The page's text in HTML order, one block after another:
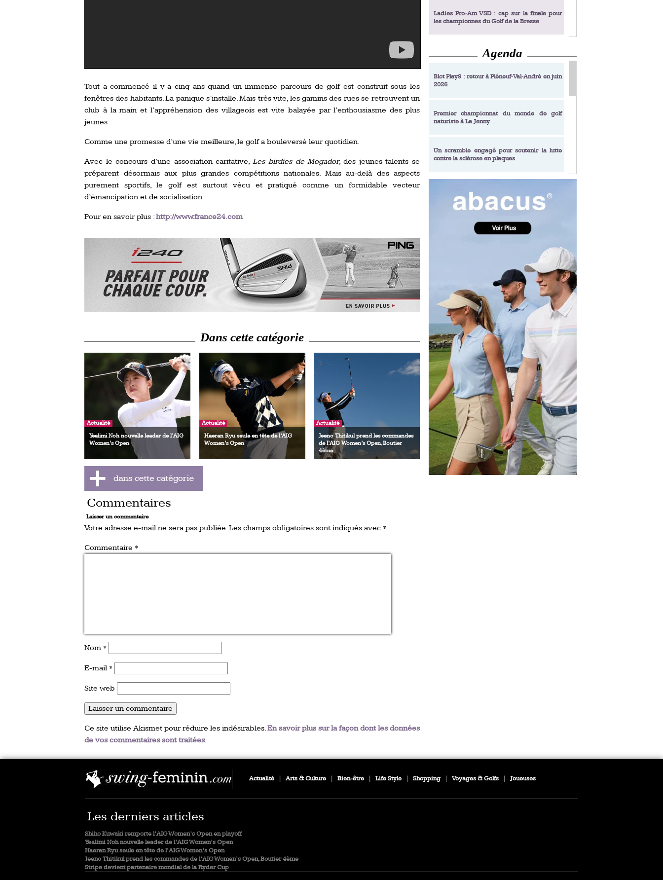
Tout a commencé il y a cinq ans quand un immense parcours de golf est construit sous les
fenêtres des habitants. La panique s’installe. Mais très vite, les gamins des rues se retrouvent un
club à la main et l’appréhension des villageois est vite balayée par l’enthousiasme des plus
jeunes.
Comme une promesse d’une vie meilleure, le golf a bouleversé leur quotidien.
Avec le concours d’une association caritative,Les birdies de Mogador, des jeunes talents se
préparent désormais aux plus grandes compétitions nationales. Mais au-delà des aspects
purement sportifs, le golf est surtout vécu et pratiqué comme un formidable vecteur
d’émancipation et de socialisation.
Pour en savoir plus :http://www.france24.com
Dans cette catégorie
Actualité
Yealimi Noh nouvelle leader de l’AIG
Women’s Open
Actualité
Haeran Ryu seule en tête de l’AIG
Women’s Open
Actualité
Jeeno Thitikul prend les commandes
de l’AIG Women’s Open, Boutier
4ème
Commentaires
Laisser un commentaire
Votre adresse e-mail ne sera pas publiée.Les champs obligatoires sont indiqués avec *
Commentaire *
Nom *
E-mail *
Site web
Ce site utilise Akismet pour réduire les indésirables.En savoir plus sur la façon dont les données
de vos commentaires sont traitées.
Ladies Pro-Am VSD : cap sur la finale pour
les championnes du Golf de la Bresse
Ladies Pro-Am VSD : Golf du Prieuré, elles
décrochent leur billet pour la finale
Enfin un livre de golf pensé pour les femmes
Ladies Pro-Am VSD : les premières
Académie Golf Barrière Julien Xanthopoulos,
Amundi Evian Championship, de nouvelles
expériences immersives
Evian Resort Golf Club : Saison 2 du
Programme Performance
Agenda
Blot Play9 : retour à Pléneuf‑Val‑André en juin
2026
Premier championnat du monde de golf
naturiste à La Jenny
Un scramble engagé pour soutenir la lutte
contre la sclérose en plaques
Series & Trophée Écologie, deux circuits
amateurs en 10 étapes
Royal Air Maroc Golf & Padel Cup : le nouvel
event sport et networking
LPGA Tour 2026 : une saison record pour le
Ladies European Tour 2026 : une saison
historique sur cinq continents
Debout en Bouts prolonge la Fashion Week à
Roland-Garros
Lacoste Ladies Open 2025 : Céline Boutier
de retour à Deauville
Aphrodite Hills Team Cup 2025 : de retour a
Chypre
Actualité Arts & Culture Bien-être Life Style Shopping Voyages & Golfs Joueuses
Les derniers articles
Shiho Kuwaki remporte l’AIG Women’s Open en playoff
Yealimi Noh nouvelle leader de l’AIG Women’s Open
Haeran Ryu seule en tête de l’AIG Women’s Open
Jeeno Thitikul prend les commandes de l’AIG Women’s Open, Boutier 4ème
Stripe devient partenaire mondial de la Ryder Cup